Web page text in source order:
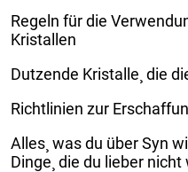
Regeln für die
Kristallen
Dutzende Kristalle¸ die
Richtlinien zur
Alles¸ was du über Syn
Dinge¸ die du lieber